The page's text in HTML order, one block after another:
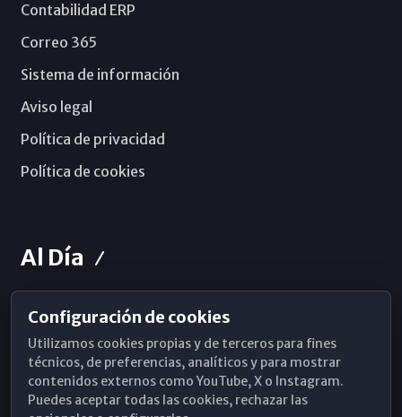
Contabilidad ERP
Correo 365
Sistema de información
Aviso legal
Política de privacidad
Política de cookies
Al Día
Horarios de Misa
Hemeroteca
WhatsApp
Configuración de cookies
Utilizamos cookies propias y de terceros para fines
técnicos, de preferencias, analíticos y para mostrar
contenidos externos como YouTube, X o Instagram.
Puedes aceptar todas las cookies, rechazar las